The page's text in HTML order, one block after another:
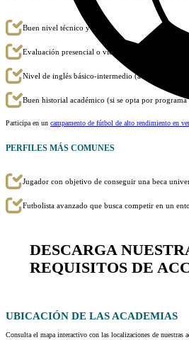
Buen nivel técnico y físico.
Evaluación presencial o vídeo-evaluación a
Nivel de inglés básico-intermedio (aunque no es
Buen historial académico (si se opta por programa
Participa en un campamento de fútbol de alto rendimiento en
PERFILES MÁS COMUNES
Jugador con objetivo de conseguir una beca
Futbolista avanzado que busca competir en un
DESCARGA
REQUISITOS DE
UBICACIÓN DE LAS ACADEMIAS
Consulta el mapa interactivo con las localizaciones de nuestras